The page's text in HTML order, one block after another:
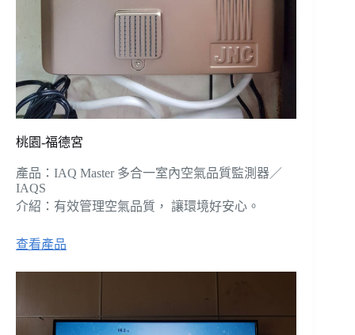
桃園-福德宮
產品：IAQ Master 多合一室內空氣品質監測器／
IAQS
介紹：有效管理空氣品質， 讓環境好安心。
查看產品